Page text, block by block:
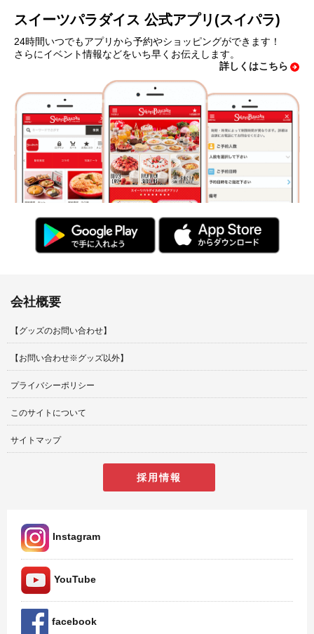
スイーツパラダイス 公式アプリ(スイパラ)
24時間いつでもアプリから予約やショッピングができます！
さらにイベント情報などをいち早くお伝えします。
詳しくはこちら
会社概要
【グッズのお問い合わせ】
【お問い合わせ※グッズ以外】
プライバシーポリシー
このサイトについて
サイトマップ
採用情報
Instagram
YouTube
facebook